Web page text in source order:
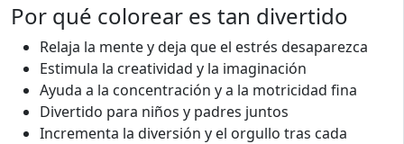
Por qué colorear es tan divertido
Relaja la mente y deja que el estrés desaparezca
Estimula la creatividad y la imaginación
Ayuda a la concentración y a la motricidad fina
Divertido para niños y padres juntos
Incrementa la diversión y el orgullo tras cada